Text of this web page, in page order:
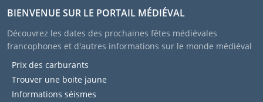
BIENVENUE SUR LE PORTAIL MÉDIÉVAL
Découvrez les dates des prochaines fêtes médiévales
francophones et d'autres informations sur le monde médiéval
Prix des carburants
Trouver une boite jaune
Informations séismes